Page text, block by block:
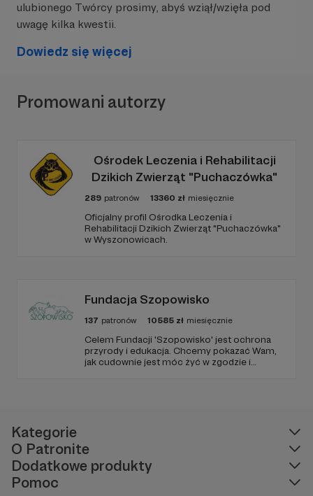
- pomorskim;
- zachodniopomorskim;
- wielkopolskim;
- kujawsko-pomorskim;
- lubuskim;
- mazowieckim;
10 z 16 województw – to brzmi jak sen, ale tak
naprawdę jest efektem naprawdę ciężkiej pracy
wielu osób, od naszych operatorek, przez
programistów, aż po służby i organizacje, które
ulubionego Twórcy prosimy, abyś wziął/wzięła pod
uwagę kilka kwestii.
Dowiedz się więcej
Promowani autorzy
Ośrodek Leczenia i Rehabilitacji
Dzikich Zwierząt "Puchaczówka"
289 patronów 13360 zł miesięcznie
Oficjalny profil Ośrodka Leczenia i
Rehabilitacji Dzikich Zwierząt "Puchaczówka"
w Wyszonowicach.
Fundacja Szopowisko
137 patronów 10585 zł miesięcznie
Celem Fundacji 'Szopowisko' jest ochrona
przyrody i edukacja. Chcemy pokazać Wam,
jak cudownie jest móc żyć w zgodzie i
Kategorie
O Patronite
Dodatkowe produkty
Pomoc